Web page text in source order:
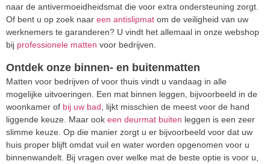
naar de antivermoeidheidsmat die voor extra ondersteuning zorgt.
Of bent u op zoek naar een antislipmat om de veiligheid van uw
werknemers te garanderen? U vindt het allemaal in onze webshop
bij professionele matten voor bedrijven.
Ontdek onze binnen- en buitenmatten
Matten voor bedrijven of voor thuis vindt u vandaag in alle
mogelijke uitvoeringen. Een mat binnen leggen, bijvoorbeeld in de
woonkamer of bij uw bad , lijkt misschien de meest voor de hand
liggende keuze. Maar ook een deurmat buiten leggen is een zeer
slimme keuze. Op die manier zorgt u er bijvoorbeeld voor dat uw
huis proper blijft omdat vuil en water worden opgenomen voor u
binnenwandelt. Bij vragen over welke mat de beste optie is voor u,